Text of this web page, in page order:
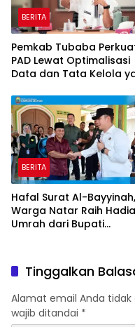
BERITA
Pemkab Tubaba
PAD Lewat Optimalisasi
Data dan Tata Kelola
BERITA
Hafal Surat Al-Bayyinah,
Warga Natar Raih
Umrah dari Bupati
Tinggalkan
Alamat email Anda tidak
wajib ditandai *